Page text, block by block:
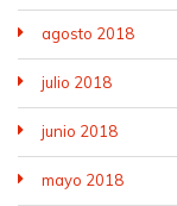
agosto 2018
julio 2018
junio 2018
mayo 2018